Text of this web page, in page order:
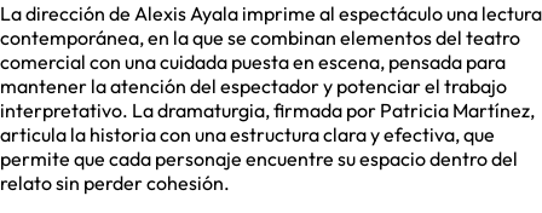
La dirección de Alexis Ayala imprime al espectáculo una lectura
contemporánea, en la que se combinan elementos del teatro
comercial con una cuidada puesta en escena, pensada para
mantener la atención del espectador y potenciar el trabajo
interpretativo. La dramaturgia, firmada por Patricia Martínez,
articula la historia con una estructura clara y efectiva, que
permite que cada personaje encuentre su espacio dentro del
relato sin perder cohesión.